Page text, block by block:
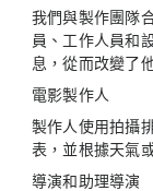
我們與製作團隊
員、工作人員和
息，從而改變了
電影製作人
製作人使用拍攝
表，並根據天氣
導演和助理導演